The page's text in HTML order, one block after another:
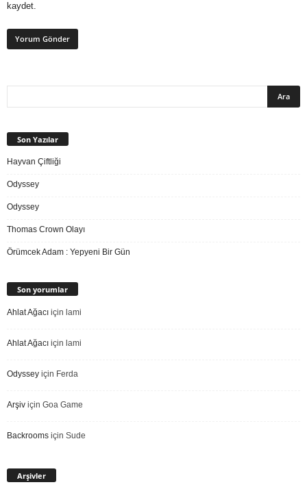
kaydet.
Son Yazılar
Hayvan Çiftliği
Odyssey
Odyssey
Thomas Crown Olayı
Örümcek Adam : Yepyeni Bir Gün
Son yorumlar
Ahlat Ağacı için lami
Ahlat Ağacı için lami
Odyssey için Ferda
Arşiv için Goa Game
Backrooms için Sude
Arşivler